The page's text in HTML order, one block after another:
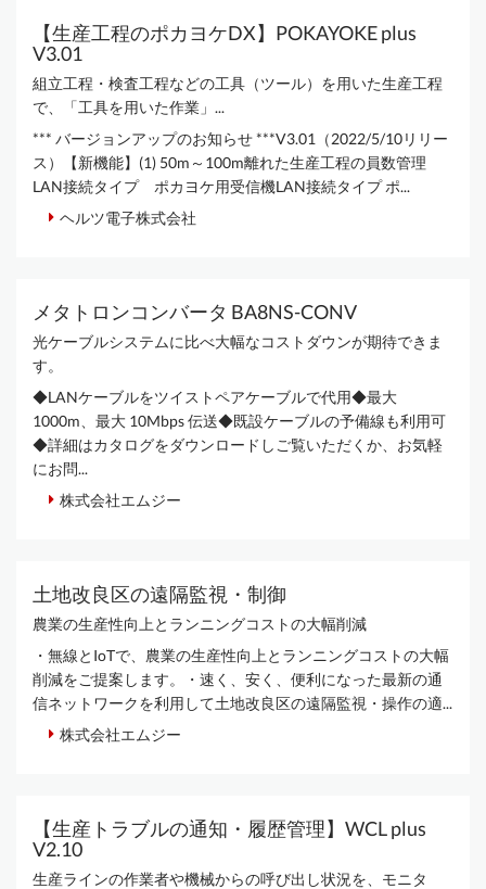
【生産工程のポカヨケDX】POKAYOKE plus
V3.01
組立工程・検査工程などの工具（ツール）を用いた生産工程
で、「工具を用いた作業」...
*** バージョンアップのお知らせ ***V3.01（2022/5/10リリー
ス）【新機能】(1) 50m～100m離れた生産工程の員数管理
LAN接続タイプ ポカヨケ用受信機LAN接続タイプ ポ...
ヘルツ電子株式会社
メタトロンコンバータ BA8NS-CONV
光ケーブルシステムに比べ大幅なコストダウンが期待できま
す。
◆LANケーブルをツイストペアケーブルで代用◆最大
1000m、最大 10Mbps 伝送◆既設ケーブルの予備線も利用可
◆詳細はカタログをダウンロードしご覧いただくか、お気軽
にお問...
株式会社エムジー
土地改良区の遠隔監視・制御
農業の生産性向上とランニングコストの大幅削減
・無線とIoTで、農業の生産性向上とランニングコストの大幅
削減をご提案します。・速く、安く、便利になった最新の通
信ネットワークを利用して土地改良区の遠隔監視・操作の適...
株式会社エムジー
【生産トラブルの通知・履歴管理】WCL plus
V2.10
生産ラインの作業者や機械からの呼び出し状況を、モニタ